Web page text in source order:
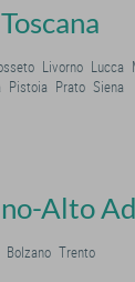
Toscana
Livorno Lucca
Pistoia Prato Siena
Alto
Bolzano Trento